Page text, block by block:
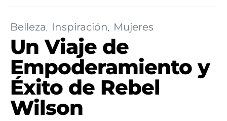
Belleza Inspiración Mujeres
Un Viaje de
Empoderamiento y
Éxito de Rebel
Wilson